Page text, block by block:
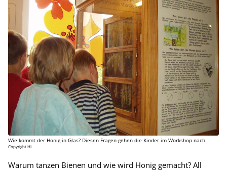
Wie kommt der Honig in Glas? Diesen Fragen gehen die Kinder im Workshop nach.
Copyright HL
Warum tanzen Bienen und wie wird Honig gemacht? All